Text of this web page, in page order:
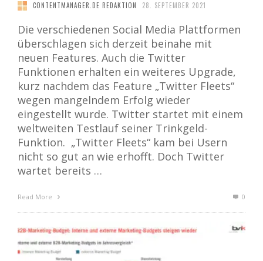
CONTENTMANAGER.DE REDAKTION 28. SEPTEMBER 2021
Die verschiedenen Social Media Plattformen
überschlagen sich derzeit beinahe mit
neuen Features. Auch die Twitter
Funktionen erhalten ein weiteres Upgrade,
kurz nachdem das Feature „Twitter Fleets“
wegen mangelndem Erfolg wieder
eingestellt wurde. Twitter startet mit einem
weltweiten Testlauf seiner Trinkgeld-
Funktion. „Twitter Fleets“ kam bei Usern
nicht so gut an wie erhofft. Doch Twitter
wartet bereits …
Read More 0